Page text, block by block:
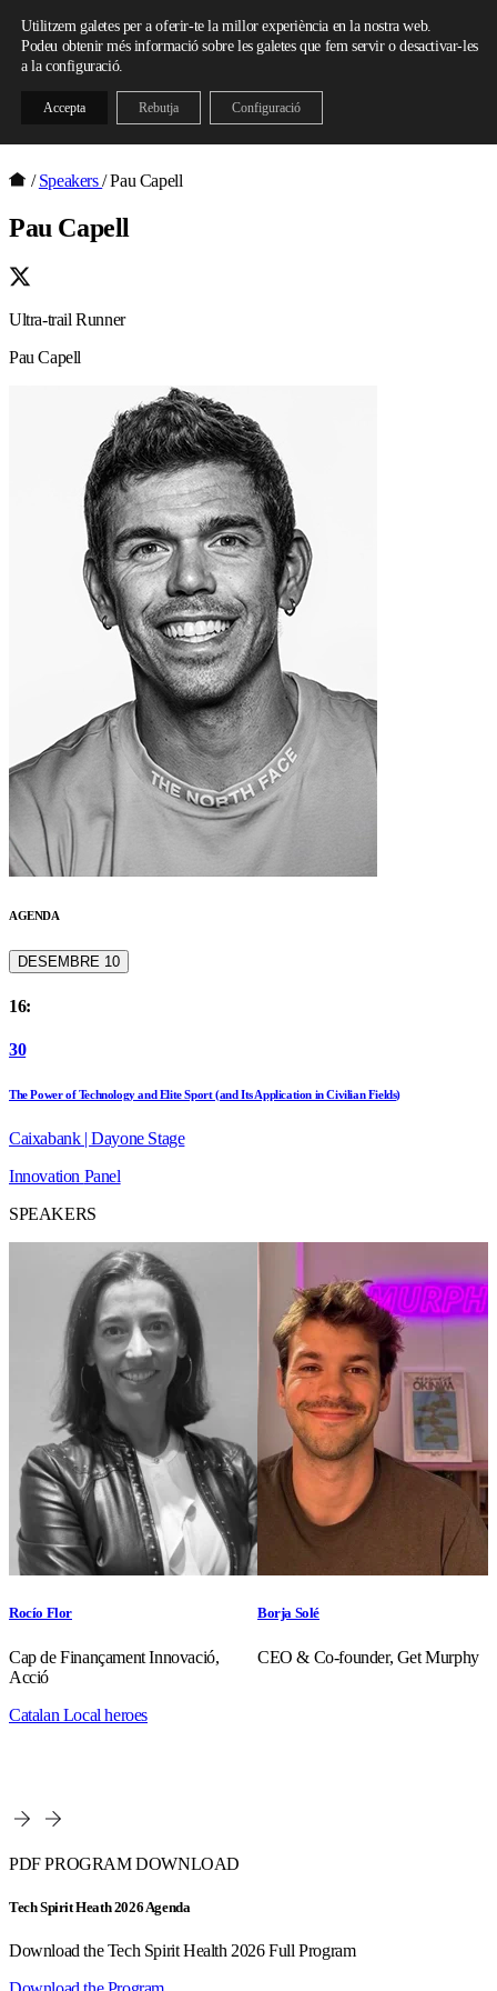
Skip to content
/ Speakers/ Pau Capell
Pau Capell
Ultra-trail Runner
Pau Capell
AGENDA
DESEMBRE 10
16:
30
The Power of Technology and Elite Sport (and Its Application in Civilian Fields)
Caixabank | Dayone Stage
Innovation Panel
SPEAKERS
Rocío Flor
Cap de Finançament Innovació,
Acció
Catalan Local heroes
Borja Solé
CEO & Co-founder, Get Murphy
PDF PROGRAM DOWNLOAD
Tech Spirit Heath 2026 Agenda
Download the Tech Spirit Health 2026 Full Program
Utilitzem galetes per a oferir-te la millor experiència en la nostra web.
Podeu obtenir més informació sobre les galetes que fem servir o desactivar-les
a la configuració.
Accepta Rebutja Configuració